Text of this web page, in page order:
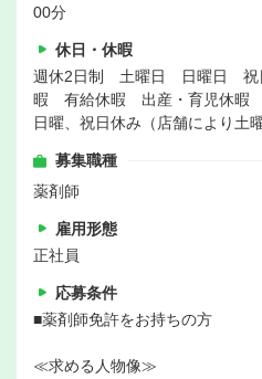
00分
休日・休暇
週休2日制 土曜日 日曜日
暇 有給休暇 出産・育児休暇
日曜、祝日休み（店舗により土
募集職種
薬剤師
雇用形態
正社員
応募条件
■薬剤師免許をお持ちの方
≪求める人物像≫